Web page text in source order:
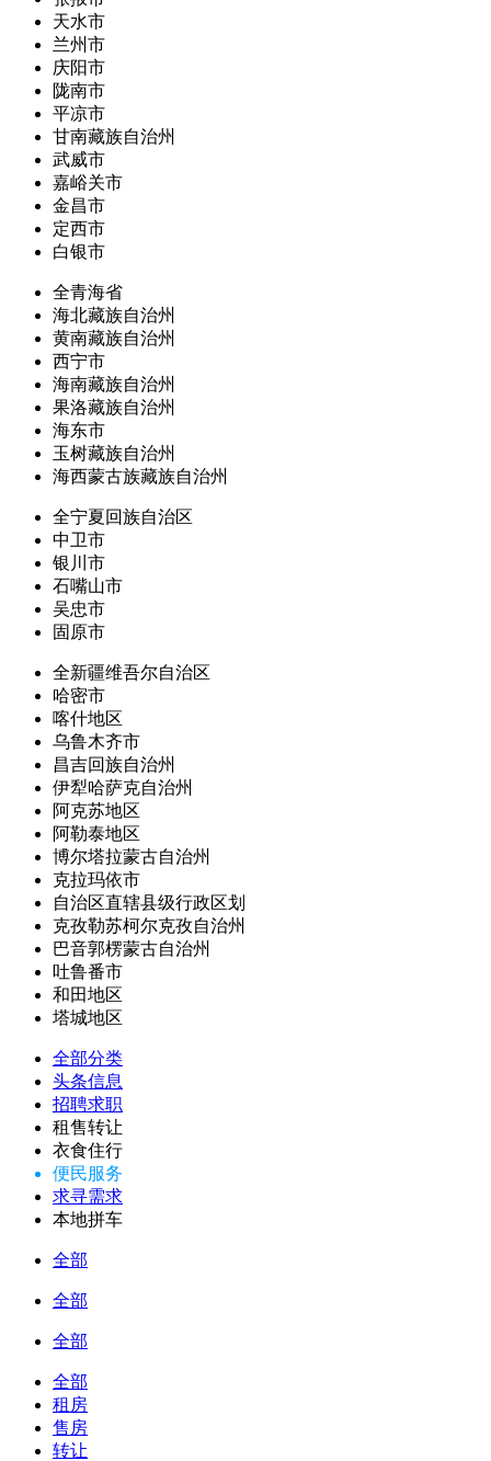
天水市
兰州市
庆阳市
陇南市
平凉市
甘南藏族自治州
武威市
嘉峪关市
金昌市
定西市
白银市
全青海省
海北藏族自治州
黄南藏族自治州
西宁市
海南藏族自治州
果洛藏族自治州
海东市
玉树藏族自治州
海西蒙古族藏族自治州
全宁夏回族自治区
中卫市
银川市
石嘴山市
吴忠市
固原市
全新疆维吾尔自治区
哈密市
喀什地区
乌鲁木齐市
昌吉回族自治州
伊犁哈萨克自治州
阿克苏地区
阿勒泰地区
博尔塔拉蒙古自治州
克拉玛依市
自治区直辖县级行政区划
克孜勒苏柯尔克孜自治州
巴音郭楞蒙古自治州
吐鲁番市
和田地区
塔城地区
全部分类
头条信息
招聘求职
租售转让
衣食住行
便民服务
求寻需求
本地拼车
全部
全部
全部
全部
租房
售房
转让